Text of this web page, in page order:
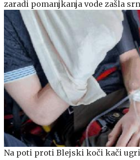
zaradi pomanjkanja vode zašla
Na poti proti Blejski koči kači